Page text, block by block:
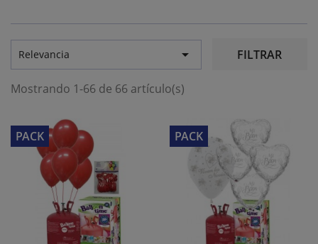
Relevancia  FILTRAR
Mostrando 1-66 de 66 artículo(s)
PACK PACK